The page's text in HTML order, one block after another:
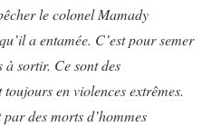
le colonel Mamady
a entamée. C’est pour semer
sortir. Ce sont des
en violences extrêmes.
des morts d’hommes